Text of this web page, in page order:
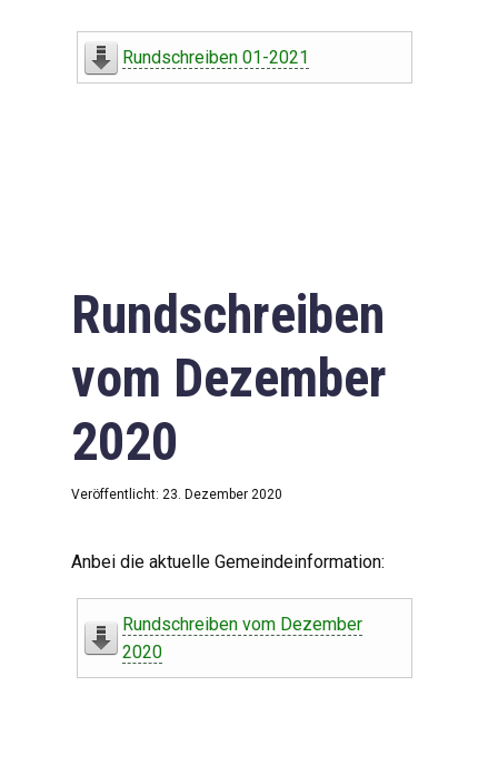
Rundschreiben 01-2021
Rundschreiben
vom Dezember
2020
Veröffentlicht: 23. Dezember 2020
Anbei die aktuelle Gemeindeinformation:
Rundschreiben vom Dezember
2020